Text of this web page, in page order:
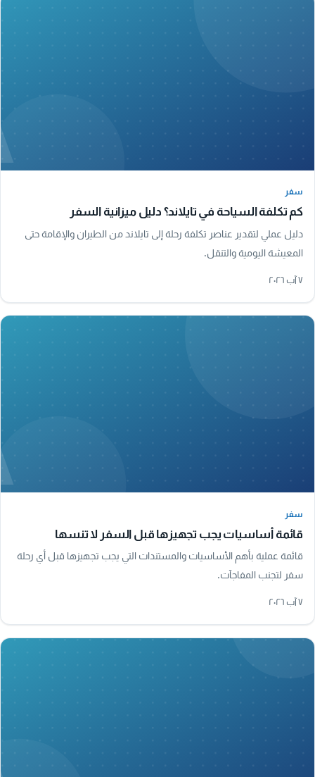
سفر
كم تكلفة السياحة في تايلاند؟ دليل ميزانية السفر
دليل عملي لتقدير عناصر تكلفة رحلة إلى تايلاند من الطيران والإقامة حتى
المعيشة اليومية والتنقل.
٧ آب ٢٠٢٦
سفر
قائمة أساسيات يجب تجهيزها قبل السفر لا تنسها
قائمة عملية بأهم الأساسيات والمستندات التي يجب تجهيزها قبل أي رحلة
سفر لتجنب المفاجآت.
٧ آب ٢٠٢٦